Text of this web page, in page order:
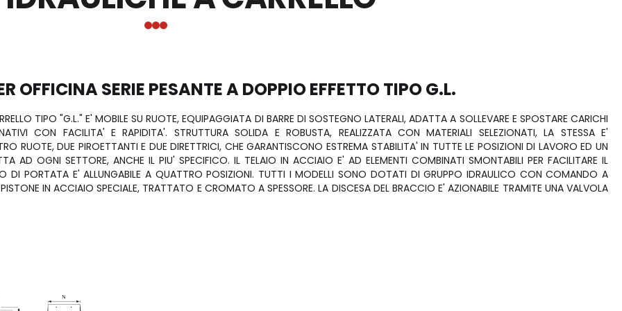
PER PISTONE PNEUMATICO
per idraulica
cilindri oleodinamici
Merkel
steli in cilindri oleodinamici
movimenti rotanti Simrit
Lubrificanti Biodegradabili Kluber,
KLUBERBIO CA2-100
Ingrassatori automatici
Lubrificanti speciali per l'industria cartaria
Lubrificanti per l'industria alimentare e
farmaceutica
Accessori per la lubrificazione
Collanti e sigillanti
Antivibranti gomma/metallo
LAVORAZIONI MECCANICHE
OFFICINA SERIE PESANTE A DOPPIO EFFETTO TIPO G.L.
TIPO "G.L." E' MOBILE SU RUOTE, EQUIPAGGIATA DI BARRE DI SOSTEGNO LATERALI, ADATTA A SOLLEVARE E SPOSTARE CARICHI
CON FACILITA' E RAPIDITA'. STRUTTURA SOLIDA E ROBUSTA, REALIZZATA CON MATERIALI SELEZIONATI, LA STESSA E'
RUOTE, DUE PIROETTANTI E DUE DIRETTRICI, CHE GARANTISCONO ESTREMA STABILITA' IN TUTTE LE POSIZIONI DI LAVORO ED UN
AD OGNI SETTORE, ANCHE IL PIU' SPECIFICO. IL TELAIO IN ACCIAIO E' AD ELEMENTI COMBINATI SMONTABILI PER FACILITARE IL
DI PORTATA E' ALLUNGABILE A QUATTRO POSIZIONI. TUTTI I MODELLI SONO DOTATI DI GRUPPO IDRAULICO CON COMANDO A
IN ACCIAIO SPECIALE, TRATTATO E CROMATO A SPESSORE. LA DISCESA DEL BRACCIO E' AZIONABILE TRAMITE UNA VALVOLA